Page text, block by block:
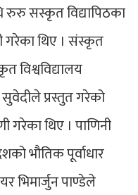
रुरु सस्कृत विद्यापिठका
गरेका थिए । संस्कृत
विश्वविद्यालय
सुवेदीले प्रस्तुत गरेको
गरेका थिए । पाणिनी
भौतिक पूर्वाधार
भिमार्जुन पाण्डेले